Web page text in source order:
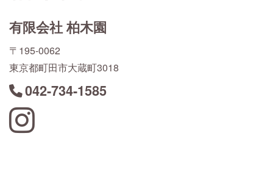
有限会社 柏木園
〒195-0062
東京都町田市大蔵町3018
042-734-1585
Instagram